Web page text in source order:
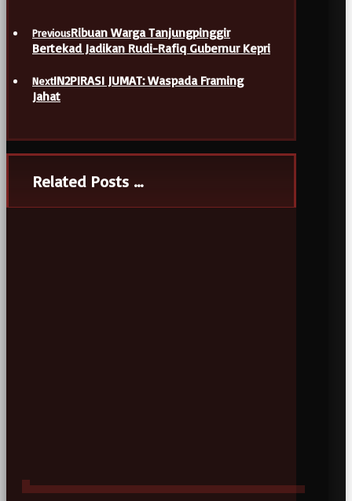
PreviousRibuan Warga Tanjungpinggir
Bertekad Jadikan Rudi-Rafiq Gubernur Kepri
NextIN2PIRASI JUMAT: Waspada Framing
Jahat
Related Posts ...